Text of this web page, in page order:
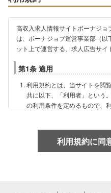
高収入求人情報サイトボーナジョ
は、ボーナジョブ運営事業部（
ット上で運営する、求人広告サイ
第1条 適用
利用規約とは、当サイトを閲
共に以下、「利用者」という
の利用条件を定めるもので、
お、不同意の意思表示は当サ
められる事とします。
利用規約に同